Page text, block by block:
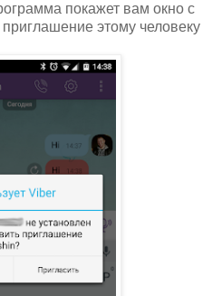
покажет вам окно с
этому человеку